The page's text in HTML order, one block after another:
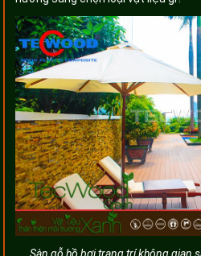
Sàn gỗ hồ bơi trang trí không gian